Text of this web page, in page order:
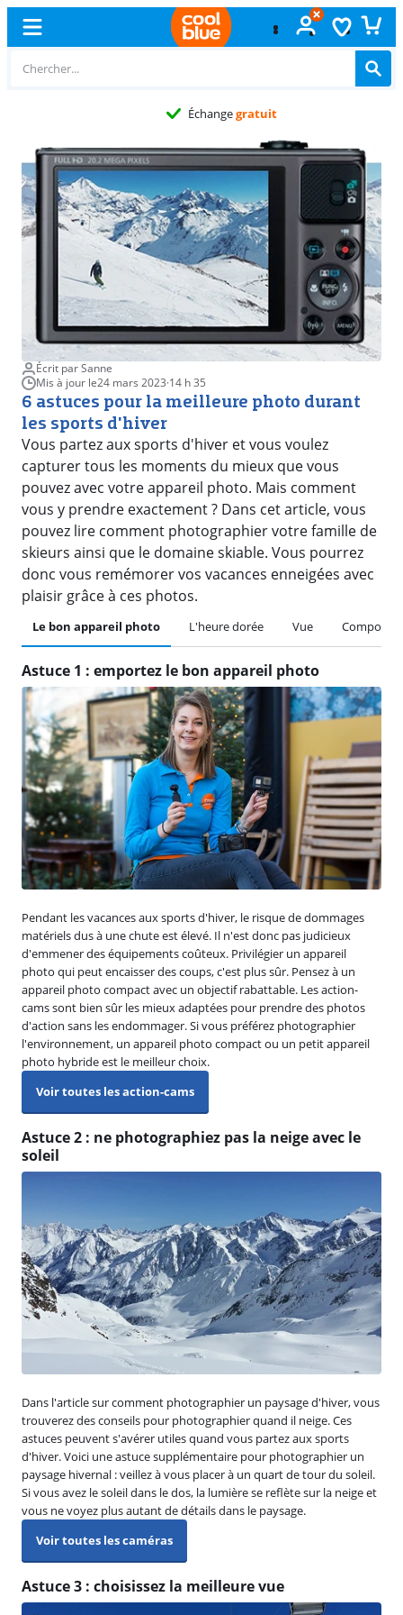
Échangegratuit
Écrit par Sanne
Mis à jour le24 mars 2023·14 h 35
6 astuces pour la meilleure photo durant
les sports d'hiver
Vous partez aux sports d'hiver et vous voulez
capturer tous les moments du mieux que vous
pouvez avec votre appareil photo. Mais comment
vous y prendre exactement ? Dans cet article, vous
pouvez lire comment photographier votre famille de
skieurs ainsi que le domaine skiable. Vous pourrez
donc vous remémorer vos vacances enneigées avec
plaisir grâce à ces photos.
Le bon appareil photo L'heure dorée Vue
Astuce 1 : emportez le bon appareil photo
Pendant les vacances aux sports d'hiver, le risque de dommages
matériels dus à une chute est élevé. Il n'est donc pas judicieux
d'emmener des équipements coûteux. Privilégier un appareil
photo qui peut encaisser des coups, c'est plus sûr. Pensez à un
appareil photo compact avec un objectif rabattable. Les action-
cams sont bien sûr les mieux adaptées pour prendre des photos
d'action sans les endommager. Si vous préférez photographier
l'environnement, un appareil photo compact ou un petit appareil
photo hybride est le meilleur choix.
Voir toutes les action-cams
Astuce 2 : ne photographiez pas la neige avec le
soleil
Dans l'article sur comment photographier un paysage d'hiver, vous
trouverez des conseils pour photographier quand il neige. Ces
astuces peuvent s'avérer utiles quand vous partez aux sports
d'hiver. Voici une astuce supplémentaire pour photographier un
paysage hivernal : veillez à vous placer à un quart de tour du soleil.
Si vous avez le soleil dans le dos, la lumière se reflète sur la neige et
vous ne voyez plus autant de détails dans le paysage.
Voir toutes les caméras
Astuce 3 : choisissez la meilleure vue